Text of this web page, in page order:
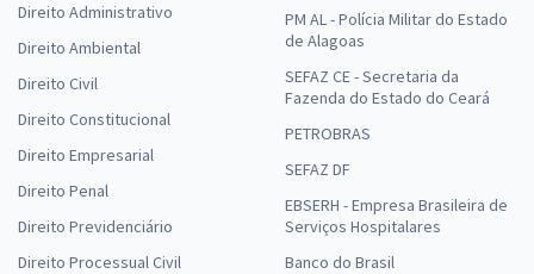
Direito Administrativo
Direito Ambiental
Direito Civil
Direito Constitucional
Direito Empresarial
Direito Penal
Direito Previdenciário
Direito Processual Civil
PM AL - Polícia Militar do Estado
de Alagoas
SEFAZ CE - Secretaria da
Fazenda do Estado do Ceará
PETROBRAS
SEFAZ DF
EBSERH - Empresa Brasileira de
Serviços Hospitalares
Banco do Brasil